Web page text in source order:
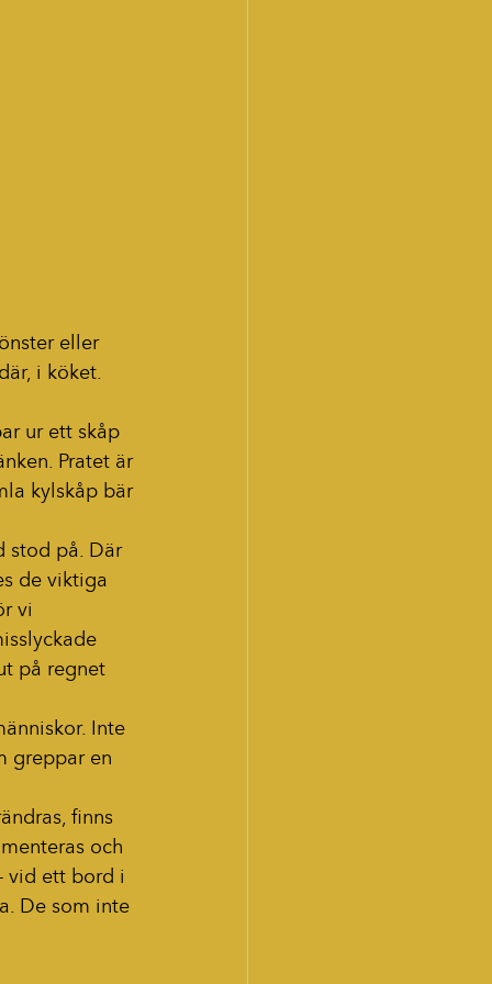
eller
i köket.
ur ett skåp
Pratet är
kylskåp bär
stod på. Där
de viktiga
vi
på regnet
Inte
greppar en
finns
och
vid ett bord i
De som inte